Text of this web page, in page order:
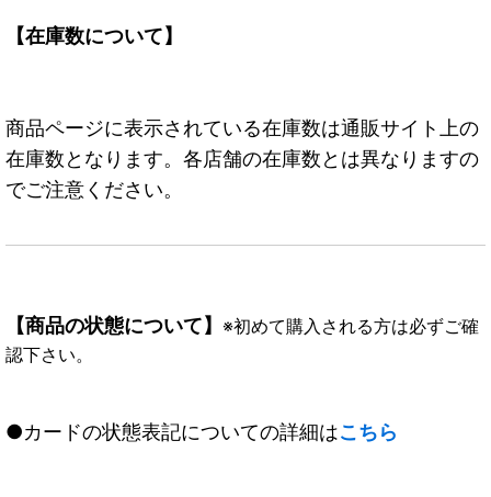
【在庫数について】
商品ページに表示されている在庫数は通販サイト上の
在庫数となります。各店舗の在庫数とは異なりますの
でご注意ください。
【商品の状態について】 ※初めて購入される方は必ずご確
認下さい。
●カードの状態表記についての詳細はこちら